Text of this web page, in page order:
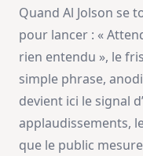
Quand Al Jolson se
pour lancer : «
rien entendu », le
simple phrase,
devient ici le signal
applaudissements,
que le public